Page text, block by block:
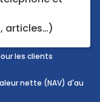
articles…)
les clients
nette (NAV) d'au